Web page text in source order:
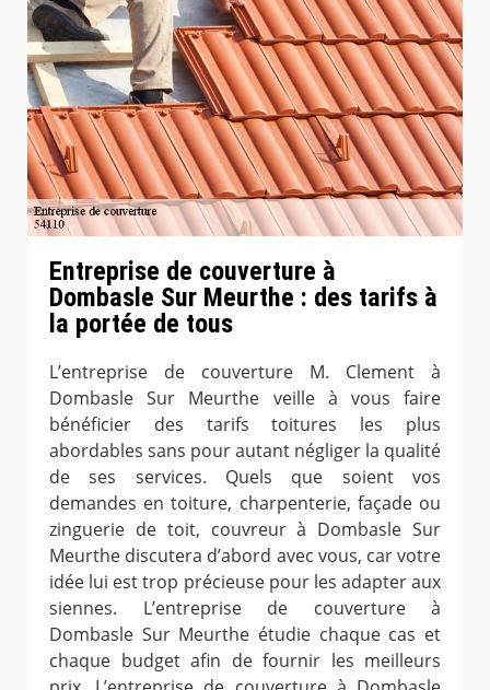
Entreprise de couverture à
Dombasle Sur Meurthe : des tarifs à
la portée de tous
L’entreprise de couverture M. Clement à
Dombasle Sur Meurthe veille à vous faire
bénéficier des tarifs toitures les plus
abordables sans pour autant négliger la qualité
de ses services. Quels que soient vos
demandes en toiture, charpenterie, façade ou
zinguerie de toit, couvreur à Dombasle Sur
Meurthe discutera d’abord avec vous, car votre
idée lui est trop précieuse pour les adapter aux
siennes. L’entreprise de couverture à
Dombasle Sur Meurthe étudie chaque cas et
chaque budget afin de fournir les meilleurs